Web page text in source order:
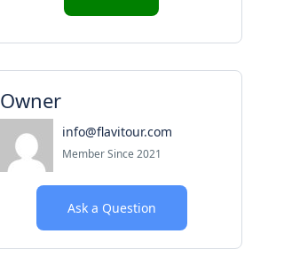
Owner
info@flavitour.com
Member Since 2021
Ask a Question